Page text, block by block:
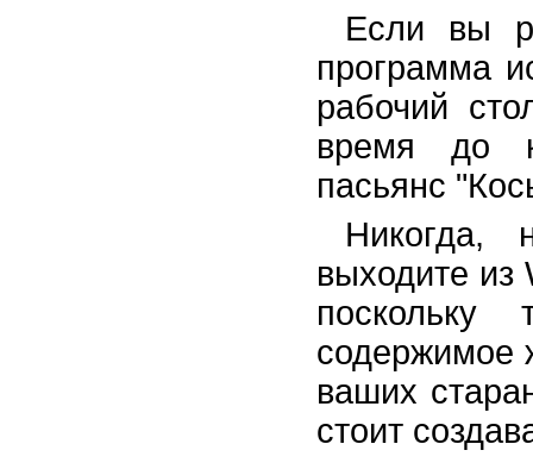
Если вы
программа
рабочий
время до
пасьянс
Никогда,
выходите из
поскольку
содержимое
ваших
стоит